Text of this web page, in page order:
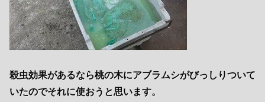
殺虫効果があるなら桃の木にアブラムシがびっしりついて
いたのでそれに使おうと思います。